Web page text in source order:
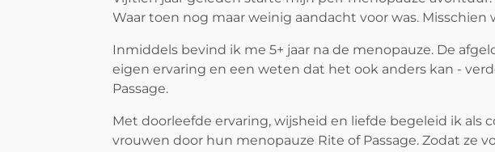
Waar toen nog maar weinig aandacht voor was.
Inmiddels bevind ik me 5+ jaar na de menopauze. De
eigen ervaring en een weten dat het ook anders kan -
Passage.
Met doorleefde ervaring, wijsheid en liefde begeleid ik als
vrouwen door hun menopauze Rite of Passage. Zodat ze